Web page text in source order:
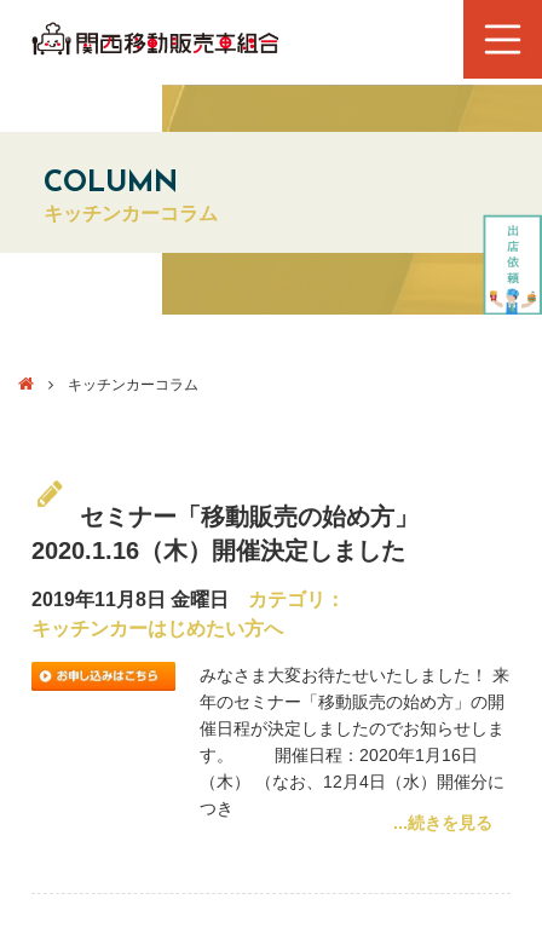
COLUMN
キッチンカーコラム
キッチンカーコラム
セミナー「移動販売の始め方」
2020.1.16（木）開催決定しました
2019年11月8日 金曜日
カテゴリ：
キッチンカーはじめたい方へ
みなさま大変お待たせいたしました！ 来
年のセミナー「移動販売の始め方」の開
催日程が決定しましたのでお知らせしま
す。 開催日程：2020年1月16日
（木） （なお、12月4日（水）開催分に
つき
...続きを見る